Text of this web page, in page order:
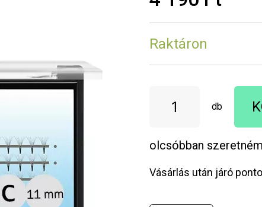
Raktáron
db
olcsóbban szeretném
Vásárlás után járó